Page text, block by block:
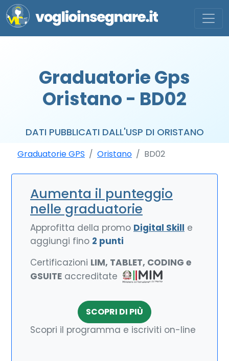
Graduatorie Gps
Oristano - BD02
DATI PUBBLICATI DALL'USP DI ORISTANO
Graduatorie GPS Oristano BD02
Aumenta il punteggio
nelle graduatorie
Approfitta della promo Digital Skill e
aggiungi fino 2 punti
Certificazioni LIM, TABLET, CODING e
GSUITE accreditate
SCOPRI DI PIÙ
Scopri il programma e iscriviti on-line